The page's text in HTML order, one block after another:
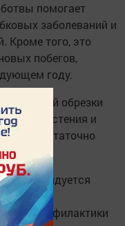
помогает
заболеваний и
Кроме того, это
побегов,
году.
полной обрезки
растения и
достаточно
рекомендуется
для профилактики